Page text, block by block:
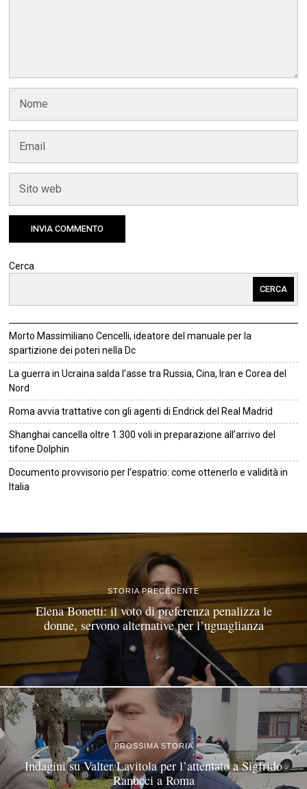
Cerca
CERCA
Morto Massimiliano Cencelli, ideatore del manuale per la
spartizione dei poteri nella Dc
La guerra in Ucraina salda l’asse tra Russia, Cina, Iran e Corea del
Nord
Roma avvia trattative con gli agenti di Endrick del Real Madrid
Shanghai cancella oltre 1.300 voli in preparazione all’arrivo del
tifone Dolphin
Documento provvisorio per l’espatrio: come ottenerlo e validità in
Italia
STORIA PRECEDENTE
Elena Bonetti: il voto di preferenza penalizza le
donne, servono alternative per l’uguaglianza
PROSSIMA STORIA
Indagini su Valter Lavitola per l’attentato a Sigfrido
Ranucci a Roma